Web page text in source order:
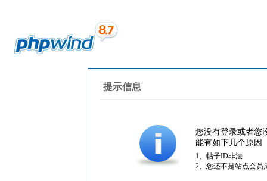
提示信息
您没有登录或者您
能有如下几个原因
1、帖子ID非法
2、您还不是站点会员